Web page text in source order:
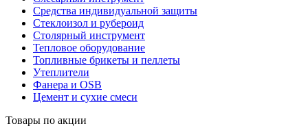
Средства индивидуальной защиты
Стеклоизол и рубероид
Столярный инструмент
Тепловое оборудование
Топливные брикеты и пеллеты
Утеплители
Фанера и OSB
Цемент и сухие смеси
Товары по акции